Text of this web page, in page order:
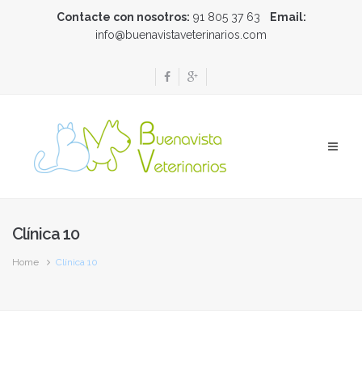
Contacte con nosotros: 91 805 37 63
Email:
info@buenavistaveterinarios.com
Clínica 10
Home Clínica 10